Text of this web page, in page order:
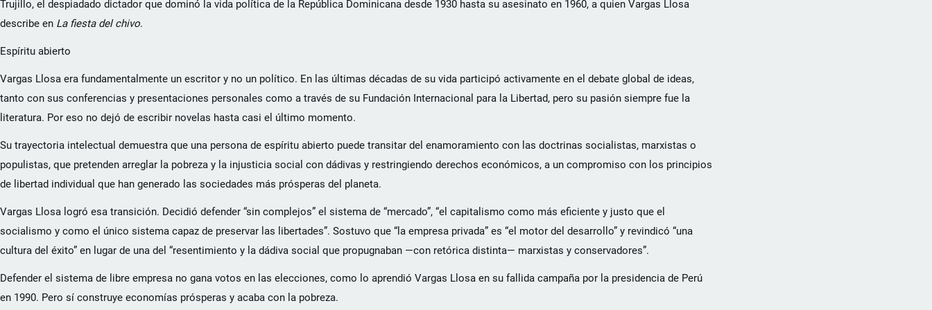
Trujillo, el despiadado dictador que dominó la vida política de la República Dominicana desde 1930 hasta su asesinato en 1960, a quien Vargas Llosa
describe en La fiesta del chivo.
Espíritu abierto
Vargas Llosa era fundamentalmente un escritor y no un político. En las últimas décadas de su vida participó activamente en el debate global de ideas,
tanto con sus conferencias y presentaciones personales como a través de su Fundación Internacional para la Libertad, pero su pasión siempre fue la
literatura. Por eso no dejó de escribir novelas hasta casi el último momento.
Su trayectoria intelectual demuestra que una persona de espíritu abierto puede transitar del enamoramiento con las doctrinas socialistas, marxistas o
populistas, que pretenden arreglar la pobreza y la injusticia social con dádivas y restringiendo derechos económicos, a un compromiso con los principios
de libertad individual que han generado las sociedades más prósperas del planeta.
Vargas Llosa logró esa transición. Decidió defender “sin complejos” el sistema de “mercado”, “el capitalismo como más eficiente y justo que el
socialismo y como el único sistema capaz de preservar las libertades”. Sostuvo que “la empresa privada” es “el motor del desarrollo” y revindicó “una
cultura del éxito” en lugar de una del “resentimiento y la dádiva social que propugnaban —con retórica distinta— marxistas y conservadores”.
Defender el sistema de libre empresa no gana votos en las elecciones, como lo aprendió Vargas Llosa en su fallida campaña por la presidencia de Perú
en 1990. Pero sí construye economías prósperas y acaba con la pobreza.